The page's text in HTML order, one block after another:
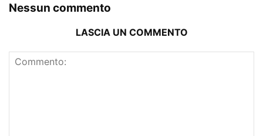
Nessun commento
LASCIA UN COMMENTO